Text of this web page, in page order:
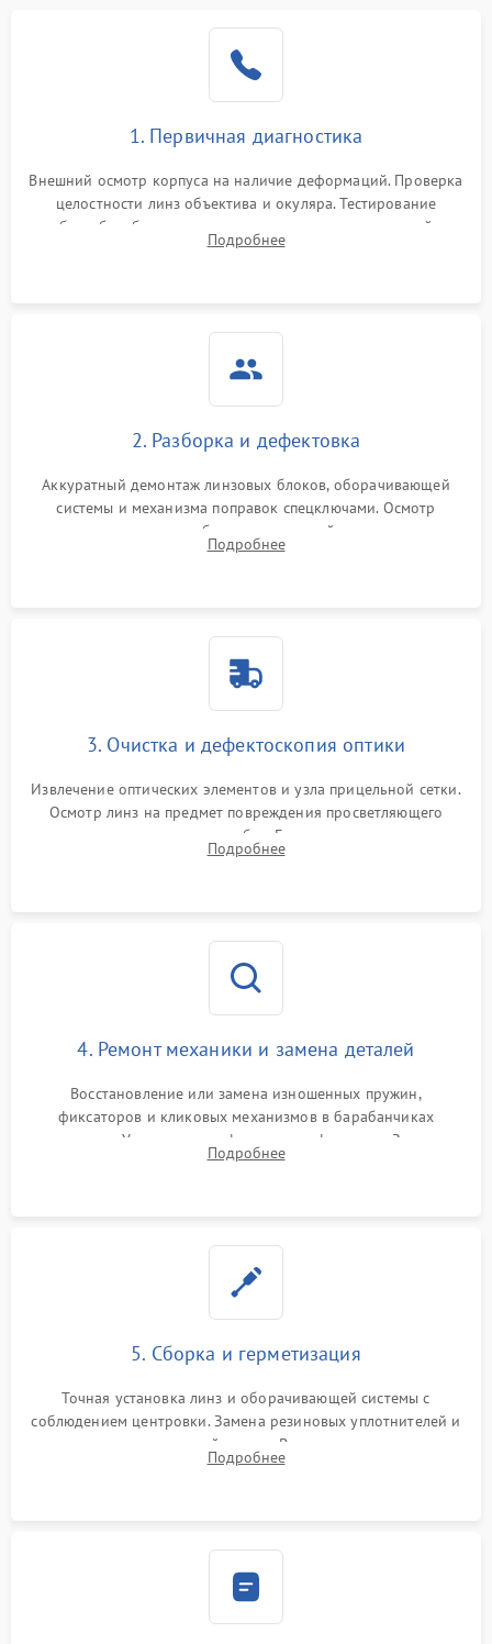
1. Первичная диагностика
Внешний осмотр корпуса на наличие деформаций. Проверка
целостности линз объектива и окуляра. Тестирование
работы барабанчиков ввода поправок, кольца отстройки
параллакса и зума. Выявление сколов, внутренних
Подробнее
2. Разборка и дефектовка
Аккуратный демонтаж линзовых блоков, оборачивающей
системы и механизма поправок спецключами. Осмотр
внутренних резьбовых соединений, пружин и
уплотнительных колец. Поиск причин люфта, смещения
Подробнее
3. Очистка и дефектоскопия оптики
Извлечение оптических элементов и узла прицельной сетки.
Осмотр линз на предмет повреждения просветляющего
покрытия или появления грибка. Бережная очистка стекол
спецрастворами. Проверка целостности гравированной
Подробнее
4. Ремонт механики и замена деталей
Восстановление или замена изношенных пружин,
фиксаторов и кликовых механизмов в барабанчиках
поправок. Устранение люфтов в трансфокаторе. Замена
поврежденных линз, разбитой сетки или восстановление
Подробнее
5. Сборка и герметизация
Точная установка линз и оборачивающей системы с
соблюдением центровки. Замена резиновых уплотнителей и
нанесение влагозащитной смазки. Вакуумирование корпуса
и заполнение его осушенным азотом или аргоном для
Подробнее